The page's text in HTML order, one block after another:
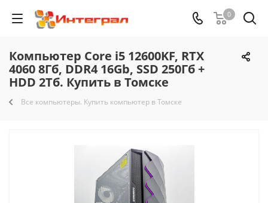
0
Компьютер Core i5 12600KF, RTX
4060 8Гб, DDR4 16Gb, SSD 250Гб +
HDD 2Тб. Купить в Томске
Все компьютеры. Купить компьютер в Томске